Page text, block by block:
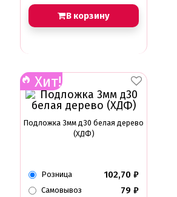
В корзину
Хит!
Подложка 3мм д30 белая дерево
(ХДФ)
Розница 102,70 ₽
Самовывоз 79 ₽